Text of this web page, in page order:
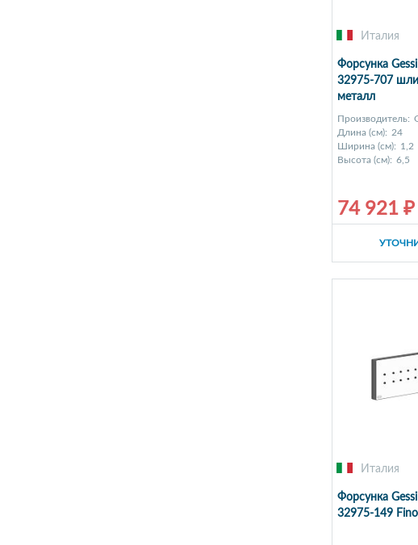
Италия
Форсунка
32975-707
металл
Производитель:
Длина (см): 24
Ширина (см): 1,2
Высота (см): 6,5
74 921 ₽
Италия
Форсунка
32975-149